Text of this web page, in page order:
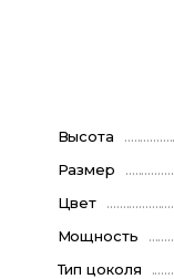
Высота
Размер
Цвет
Мощность
Тип цоколя